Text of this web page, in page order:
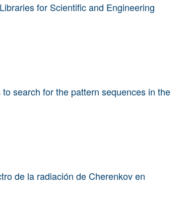
for Scientific and Engineering
search for the pattern sequences in the
de la radiación de Cherenkov en